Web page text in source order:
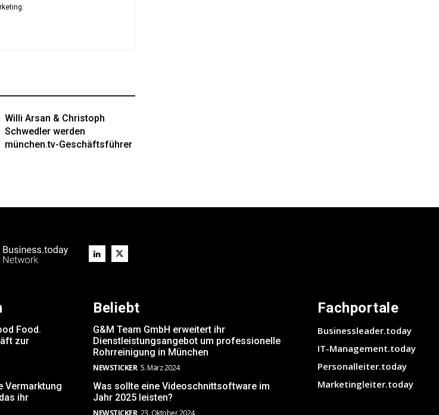
Willi Arsan & Christoph
Schwedler werden
münchen.tv-Geschäftsführer
Food.
zur
Vermarktung
ihr
Beliebt
G&M Team GmbH erweitert ihr
Dienstleistungsangebot um professionelle
Rohrreinigung in München
NEWSTICKER 5. März 2024
Was sollte eine Videoschnittsoftware im
Jahr 2025 leisten?
NEWSTICKER 23. Oktober 2024
Fachportale
Businessleader.today
IT-Management.today
Personalleiter.today
Marketingleiter.today